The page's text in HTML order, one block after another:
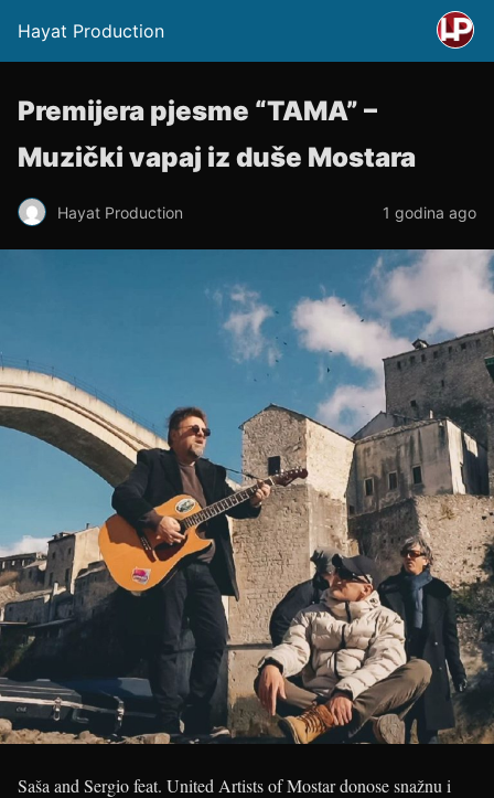
Hayat Production
Premijera pjesme “TAMA” –
Muzički vapaj iz duše Mostara
Hayat Production 1 godina ago
Saša and Sergio feat. United Artists of Mostar donose snažnu i